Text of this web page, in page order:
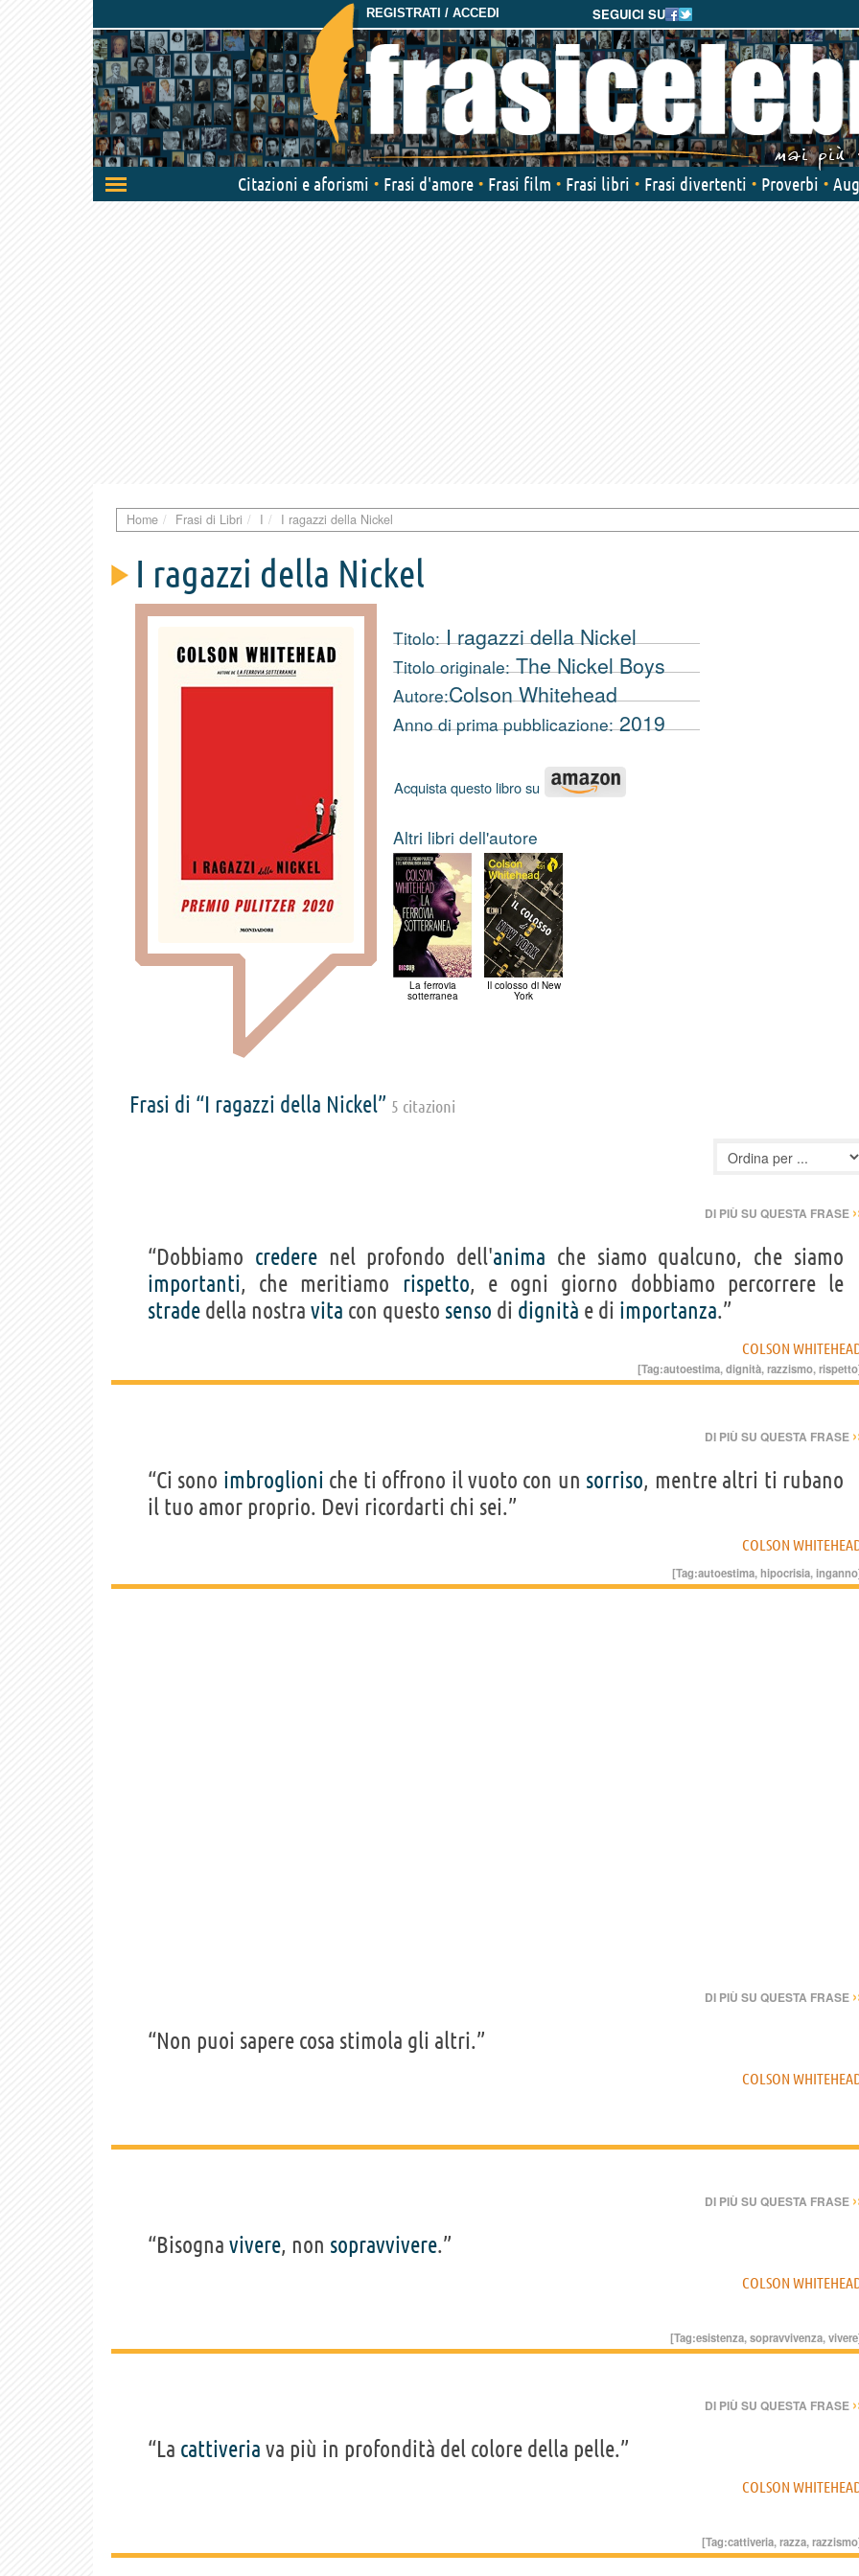
SEGUICI SU
REGISTRATI / ACCEDI
Attiva/disattiva
navigazione
Citazioni e aforismi Frasi d'amore Frasi film Frasi libri Frasi divertenti Proverbi
Home Frasi di Libri I I ragazzi della Nickel
I ragazzi della Nickel
Titolo:I ragazzi della Nickel
Titolo originale:The Nickel Boys
Autore:Colson Whitehead
Anno di prima pubblicazione:2019
Acquista questo libro su
Altri libri dell'autore
La ferrovia
sotterranea
Il colosso di New
York
Frasi di “I ragazzi della Nickel” 5 citazioni
DI PIÙ SU QUESTA FRASE
“Dobbiamo crederenel profondo dell'anima che siamo qualcuno, che siamo
importanti, che meritiamo rispetto, e ogni giorno dobbiamo percorrere le
strade della nostra vita con questo senso di dignità e di importanza.”
COLSON
[Tag:autoestima,dignità,razzismo,rispetto
DI PIÙ SU QUESTA FRASE
“Ci sono imbroglioni che ti offrono il vuoto con un sorriso, mentre altri ti rubano
il tuo amor proprio. Devi ricordarti chi sei.”
COLSON
[Tag:autoestima,hipocrisia,inganno
DI PIÙ SU QUESTA FRASE
“Non puoi sapere cosa stimola gli altri.”
COLSON
DI PIÙ SU QUESTA FRASE
“Bisogna vivere, non sopravvivere.”
COLSON
[Tag:esistenza,sopravvivenza,vivere
DI PIÙ SU QUESTA FRASE
“La cattiveria va più in profondità del colore della pelle.”
COLSON
[Tag:cattiveria,razza,razzismo